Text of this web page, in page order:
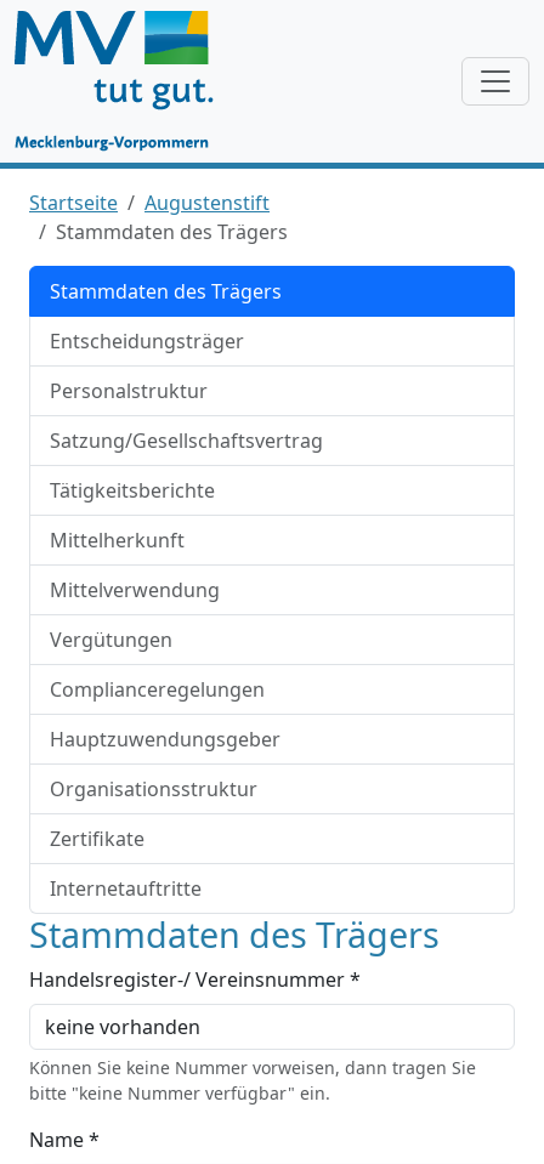
Startseite
Augustenstift
Stammdaten des Trägers
Stammdaten des Trägers
Entscheidungsträger
Personalstruktur
Satzung/Gesellschaftsvertrag
Tätigkeitsberichte
Mittelherkunft
Mittelverwendung
Vergütungen
Complianceregelungen
Hauptzuwendungsgeber
Organisationsstruktur
Zertifikate
Internetauftritte
Stammdaten des Trägers
Handelsregister-/ Vereinsnummer *
Können Sie keine Nummer vorweisen, dann tragen Sie
bitte "keine Nummer verfügbar" ein.
Name *